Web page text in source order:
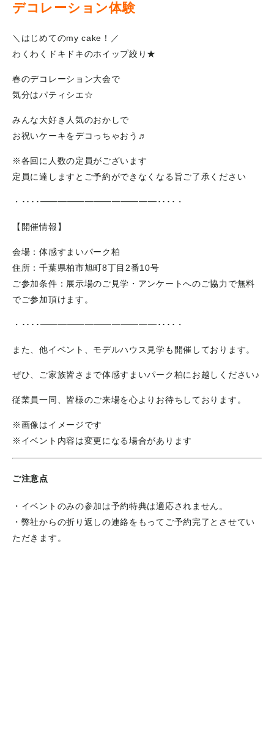
デコレーション体験
＼はじめてのmy cake！／
わくわくドキドキのホイップ絞り★
春のデコレーション大会で
気分はパティシエ☆
みんな大好き人気のおかしで
お祝いケーキをデコっちゃおう♬
※各回に人数の定員がございます
定員に達しますとご予約ができなくなる旨ご了承ください
・････━━━━━━━━━━━━━････・
【開催情報】
会場：体感すまいパーク柏
住所：千葉県柏市旭町8丁目2番10号
ご参加条件：展示場のご見学・アンケートへのご協力で無料
でご参加頂けます。
・････━━━━━━━━━━━━━････・
また、他イベント、モデルハウス見学も開催しております。
ぜひ、ご家族皆さまで体感すまいパーク柏にお越しください♪
従業員一同、皆様のご来場を心よりお待ちしております。
※画像はイメージです
※イベント内容は変更になる場合があります
ご注意点
・イベントのみの参加は予約特典は適応されません。
・弊社からの折り返しの連絡をもってご予約完了とさせてい
ただきます。